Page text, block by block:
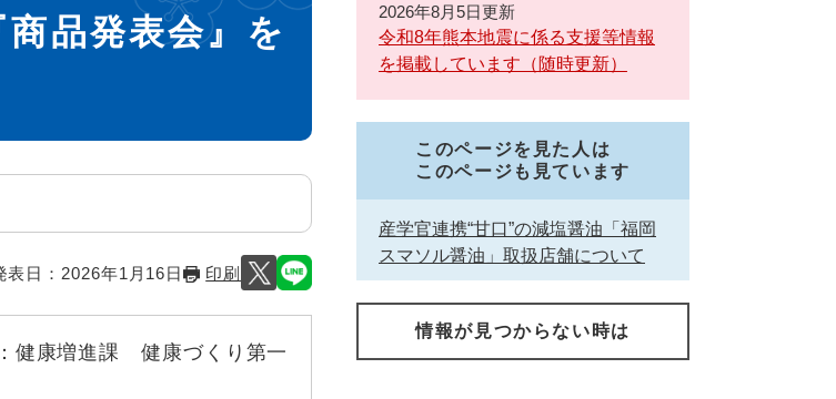
品発表会』を
表日： 2026年1月16日 印刷
健康増進課 健康づくり第一
2026年8月5日更新
令和8年熊本地震に係る支援等情報
を掲載しています（随時更新）
このページを見た人は
このページも見ています
産学官連携“甘口”の減塩醤油「福岡
スマソル醤油」取扱店舗について
情報が見つからない時は